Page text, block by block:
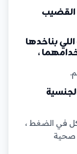
القضيب
بناخدها
،
في الضغط ،
صحية